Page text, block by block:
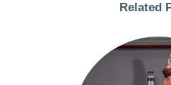
Related